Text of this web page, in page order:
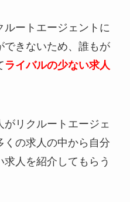
ルートエージェントに
できないため、誰もが
ライバルの少ない求人
リクルートエージェ
くの求人の中から自分
人を紹介してもらう